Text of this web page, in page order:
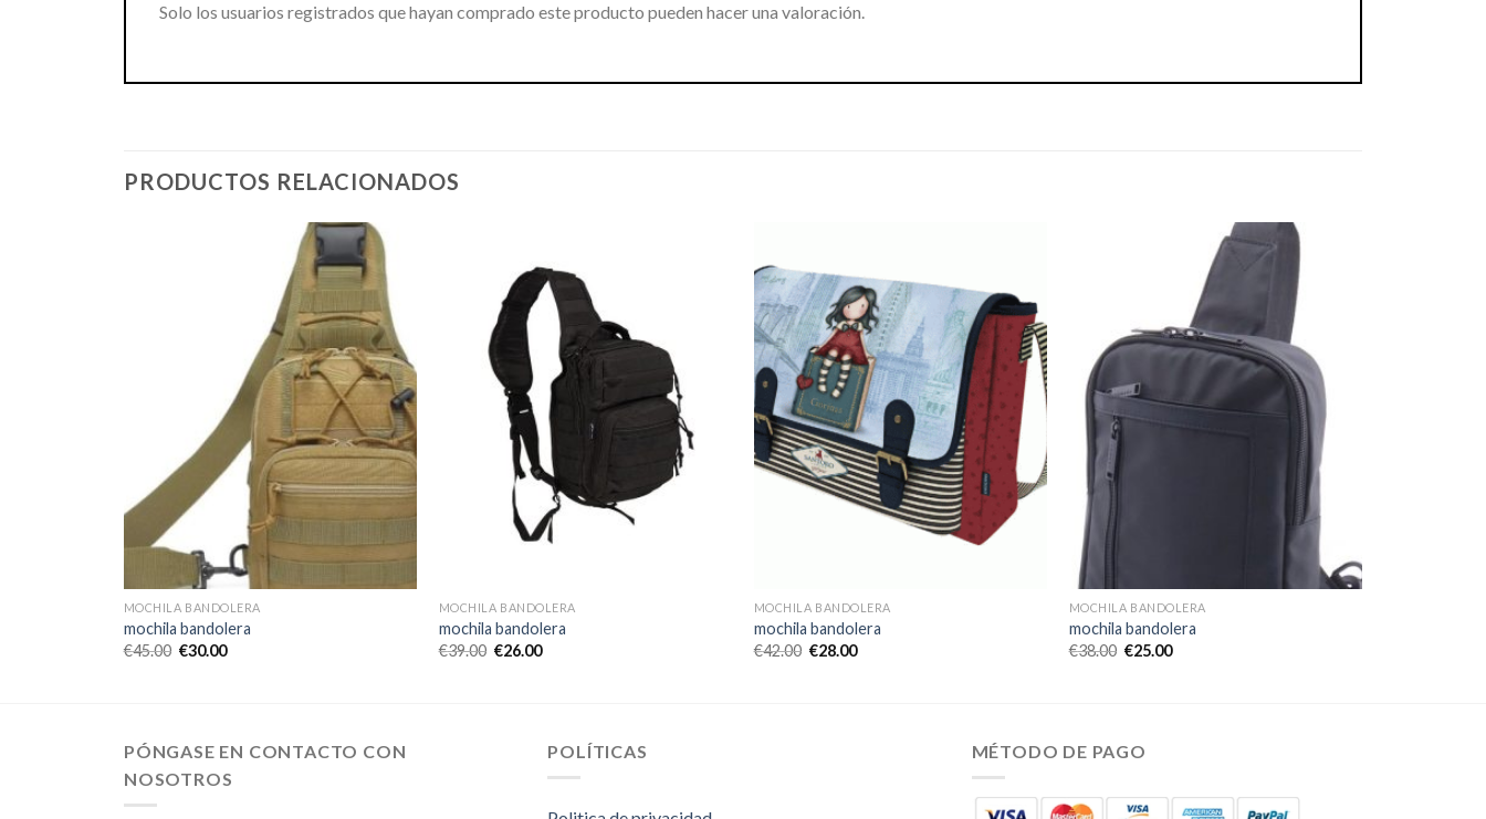
Solo los usuarios registrados que hayan comprado este producto pueden hacer una valoración.
PRODUCTOS RELACIONADOS
MOCHILA BANDOLERA
mochila bandolera
€45.00 €30.00
MOCHILA BANDOLERA
mochila bandolera
€39.00 €26.00
MOCHILA BANDOLERA
mochila bandolera
€42.00 €28.00
MOCHILA BANDOLERA
mochila bandolera
€38.00 €25.00
PÓNGASE EN CONTACTO CON
NOSOTROS
POLÍTICAS MÉTODO DE PAGO